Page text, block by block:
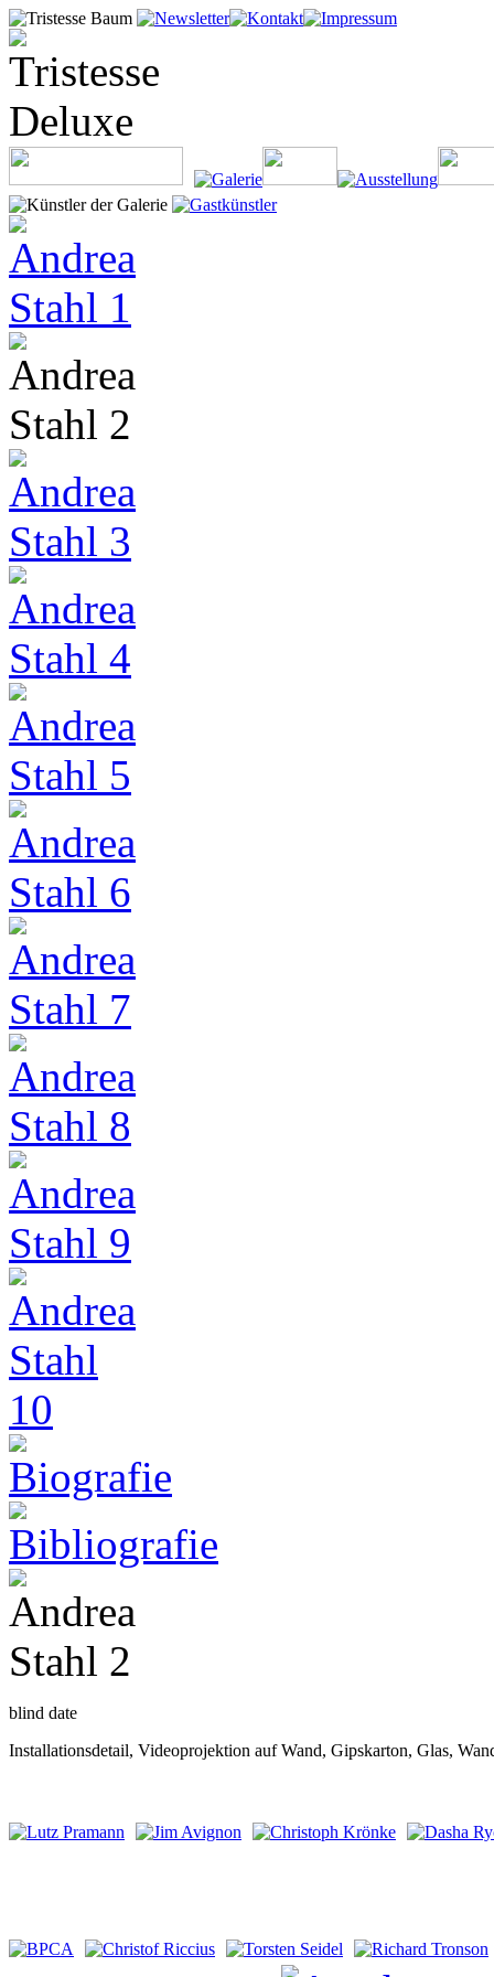
blind date
Installationsdetail, Videoprojektion auf Wand, Gipskarton, Glas,